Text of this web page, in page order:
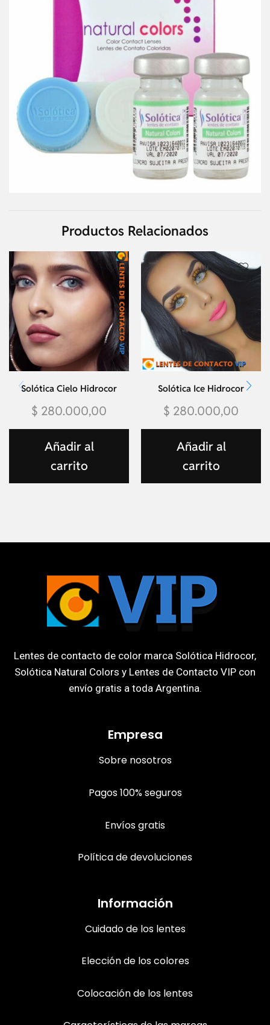
Productos Relacionados
Solótica Cielo Hidrocor
$ 280.000,00
Añadir al
carrito
Solótica Ice Hidrocor
$ 280.000,00
Añadir al
carrito
Lentes de contacto de color marca Solótica Hidrocor,
Solótica Natural Colors y Lentes de Contacto VIP con
envío gratis a toda Argentina.
Empresa
Sobre nosotros
Pagos 100% seguros
Envíos gratis
Política de devoluciones
Información
Cuidado de los lentes
Elección de los colores
Colocación de los lentes